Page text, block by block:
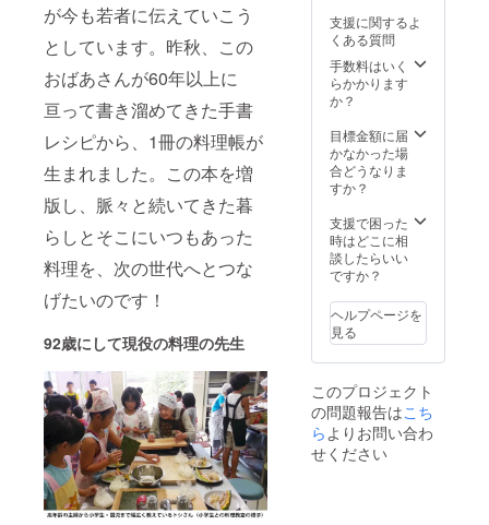
が今も若者に伝えていこう
としています。昨秋、この
おばあさんが60年以上に
亘って書き溜めてきた手書
レシピから、1冊の料理帳が
生まれました。この本を増
版し、脈々と続いてきた暮
らしとそこにいつもあった
料理を、次の世代へとつな
げたいのです！
92歳にして現役の料理の先生
支援に関するよ
くある質問
手数料はいく
らかかります
か？
目標金額に届
かなかった場
合どうなりま
すか？
支援で困った
時はどこに相
談したらいい
ですか？
ヘルプページを
見る
このプロジェクト
の問題報告はこち
ら よりお問い合わ
せください